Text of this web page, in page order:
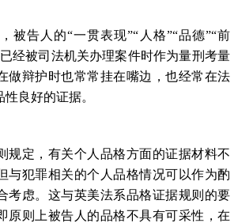
被告人的“一贯表现”“ 人格”“品德”“前
经被司法机关办理案件时作为量刑考量
做辩护时也常常挂在嘴边，也经常在法
良好的证据。
规定，有关个人品格方面的证据材料不
与犯罪相关的个人品格情况可以作为酌
考虑。这与英美法系品格证据规则的要
原则上被告人的品格不具有可采性，在